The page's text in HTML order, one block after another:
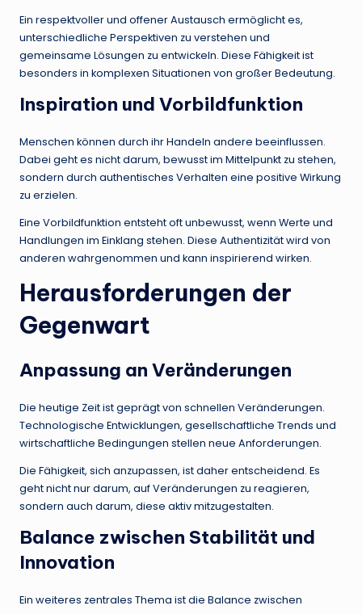
Ein respektvoller und offener Austausch ermöglicht es,
unterschiedliche Perspektiven zu verstehen und
gemeinsame Lösungen zu entwickeln. Diese Fähigkeit ist
besonders in komplexen Situationen von großer Bedeutung.
Inspiration und Vorbildfunktion
Menschen können durch ihr Handeln andere beeinflussen.
Dabei geht es nicht darum, bewusst im Mittelpunkt zu stehen,
sondern durch authentisches Verhalten eine positive Wirkung
zu erzielen.
Eine Vorbildfunktion entsteht oft unbewusst, wenn Werte und
Handlungen im Einklang stehen. Diese Authentizität wird von
anderen wahrgenommen und kann inspirierend wirken.
Herausforderungen der
Gegenwart
Anpassung an Veränderungen
Die heutige Zeit ist geprägt von schnellen Veränderungen.
Technologische Entwicklungen, gesellschaftliche Trends und
wirtschaftliche Bedingungen stellen neue Anforderungen.
Die Fähigkeit, sich anzupassen, ist daher entscheidend. Es
geht nicht nur darum, auf Veränderungen zu reagieren,
sondern auch darum, diese aktiv mitzugestalten.
Balance zwischen Stabilität und
Innovation
Ein weiteres zentrales Thema ist die Balance zwischen